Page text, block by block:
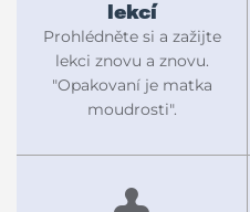
lekcí
Prohlédněte si a zažijte
lekci znovu a znovu.
"Opakovaní je matka
moudrosti".